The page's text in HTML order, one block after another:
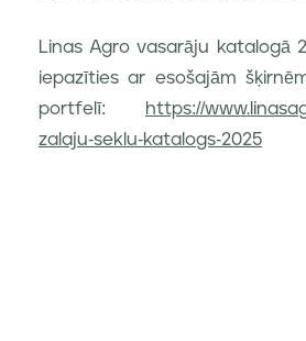
Linas Agro vasarāju katalogā
iepazīties ar esošajām
portfelī:
https://
zalaju-seklu-katalogs-2025